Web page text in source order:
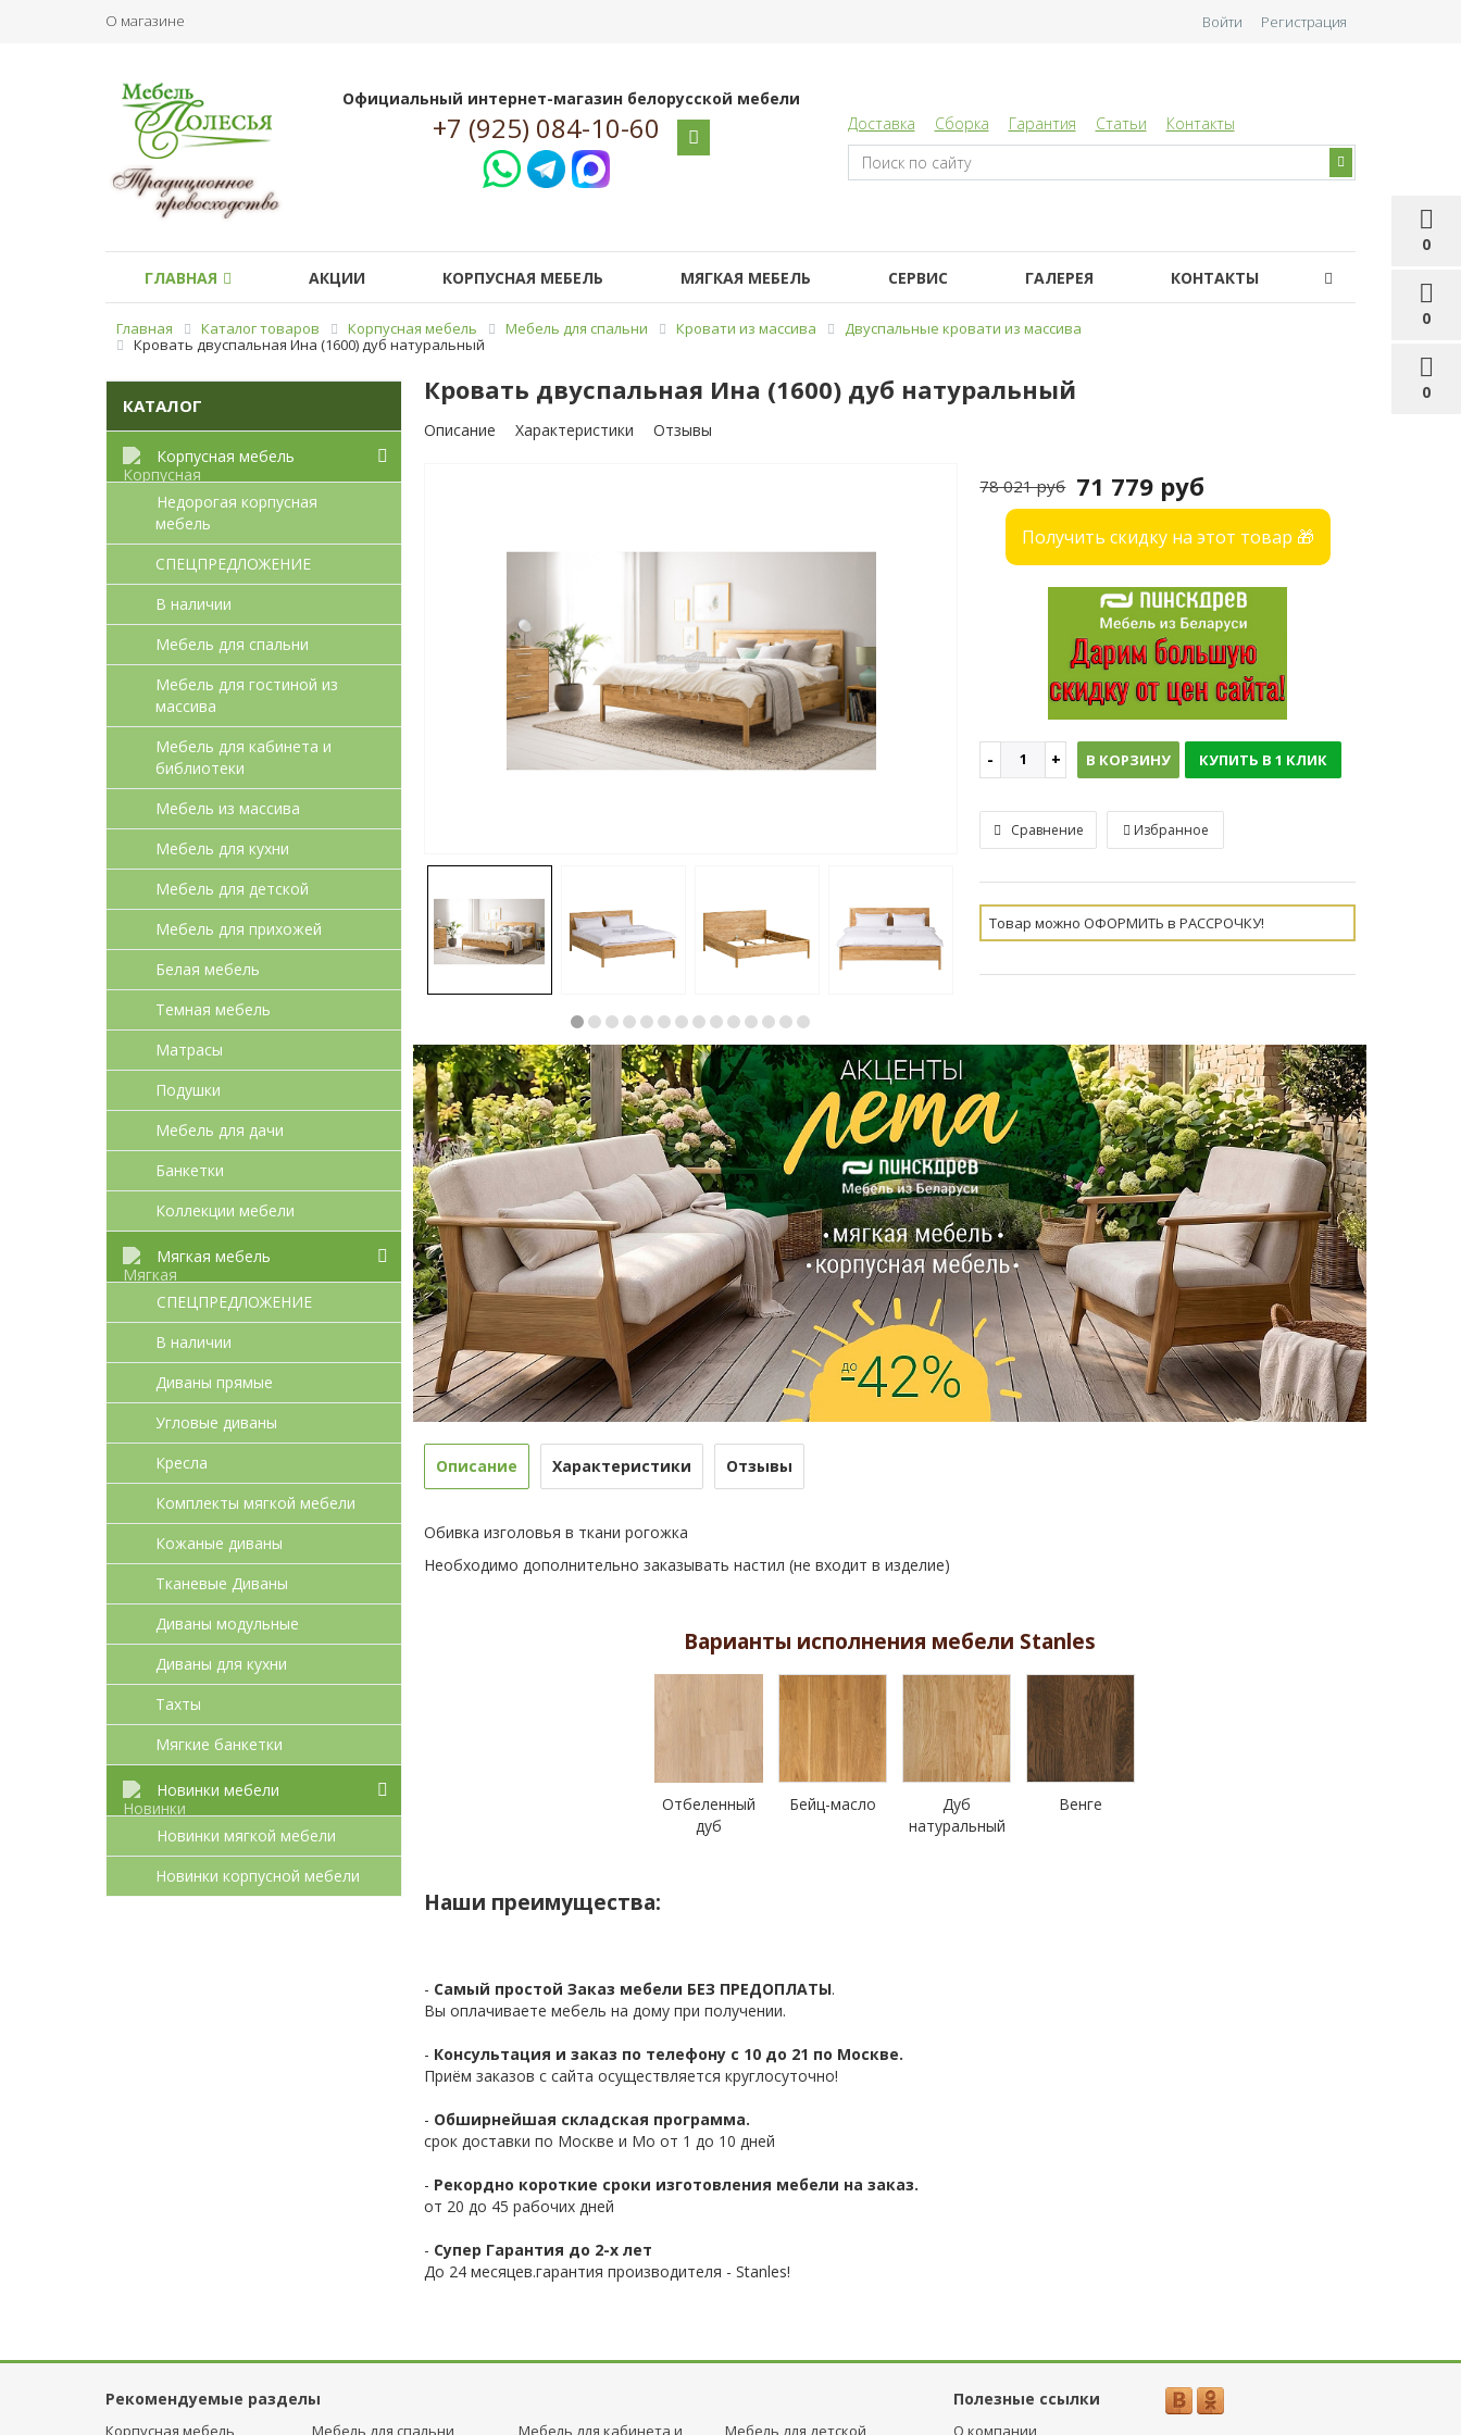
О магазине
0
0
0
Войти Регистрация
Официальный интернет-магазин белорусской мебели
+7 (925) 084-10-60 Доставка Сборка Гарантия Статьи Контакты
ГЛАВНАЯ АКЦИИ КОРПУСНАЯ МЕБЕЛЬ МЯГКАЯ МЕБЕЛЬ СЕРВИС ГАЛЕРЕЯ КОНТАКТЫ
Главная Каталог товаров Корпусная мебель Мебель для спальни Кровати из массива
Двуспальные кровати из массива
Кровать двуспальная Ина (1600) дуб натуральный
КАТАЛОГ
Корпусная мебель
Недорогая корпусная
мебель
СПЕЦПРЕДЛОЖЕНИЕ
В наличии
Мебель для спальни
Мебель для гостиной из
массива
Мебель для кабинета и
библиотеки
Мебель из массива
Мебель для кухни
Мебель для детcкой
Мебель для прихожей
Белая мебель
Темная мебель
Матрасы
Подушки
Мебель для дачи
Банкетки
Коллекции мебели
Мягкая мебель
СПЕЦПРЕДЛОЖЕНИЕ
В наличии
Диваны прямые
Угловые диваны
Кресла
Комплекты мягкой мебели
Кожаные диваны
Тканевые Диваны
Диваны модульные
Диваны для кухни
Тахты
Мягкие банкетки
Новинки мебели
Новинки мягкой мебели
Новинки корпусной мебели
Кровать двуспальная Ина (1600) дуб натуральный
Описание Характеристики Отзывы
71 779 руб
78 021 руб
Получить скидку на этот товар 🎁
В КОРЗИНУ КУПИТЬ В 1 КЛИК
Сравнение Избранное
Товар можно ОФОРМИТЬ в РАССРОЧКУ!
Описание Характеристики Отзывы
Обивка изголовья в ткани рогожка
Необходимо дополнительно заказывать настил (не входит в изделие)
Варианты исполнения мебели Stanles
Отбеленный
дуб
Бейц-масло
Дуб
натуральный
Венге
Наши преимущества:
- Самый простой Заказ мебели БЕЗ ПРЕДОПЛАТЫ.
Вы оплачиваете мебель на дому при получении.
- Консультация и заказ по телефону с 10 до 21 по Москве.
Приём заказов с сайта осуществляется круглосуточно!
- Обширнейшая складская программа.
срок доставки по Москве и Мо от 1 до 10 дней
- Рекордно короткие сроки изготовления мебели на заказ.
от 20 до 45 рабочих дней
- Супер Гарантия до 2-х лет
До 24 месяцев.гарантия производителя - Stanles!
Рекомендуемые разделы Полезные ссылки
Корпусная мебель Мебель для спальни Мебель для кабинета и Мебель для детcкой О компании